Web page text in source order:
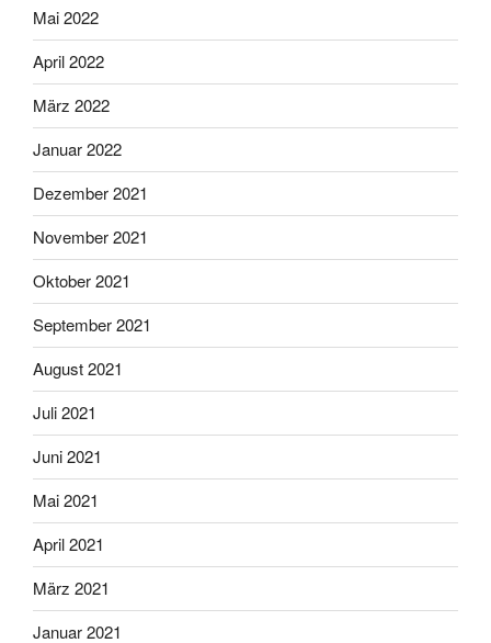
Mai 2022
April 2022
März 2022
Januar 2022
Dezember 2021
November 2021
Oktober 2021
September 2021
August 2021
Juli 2021
Juni 2021
Mai 2021
April 2021
März 2021
Januar 2021